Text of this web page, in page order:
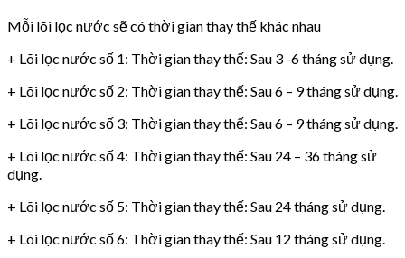
Mỗi lõi lọc nước sẽ có thời gian thay thế khác nhau
+ Lõi lọc nước số 1: Thời gian thay thế: Sau 3 -6 tháng sử dụng.
+ Lõi lọc nước số 2: Thời gian thay thế: Sau 6 – 9 tháng sử dụng.
+ Lõi lọc nước số 3: Thời gian thay thế: Sau 6 – 9 tháng sử dụng.
+ Lõi lọc nước số 4: Thời gian thay thế: Sau 24 – 36 tháng sử
dụng.
+ Lõi lọc nước số 5: Thời gian thay thế: Sau 24 tháng sử dụng.
+ Lõi lọc nước số 6: Thời gian thay thế: Sau 12 tháng sử dụng.